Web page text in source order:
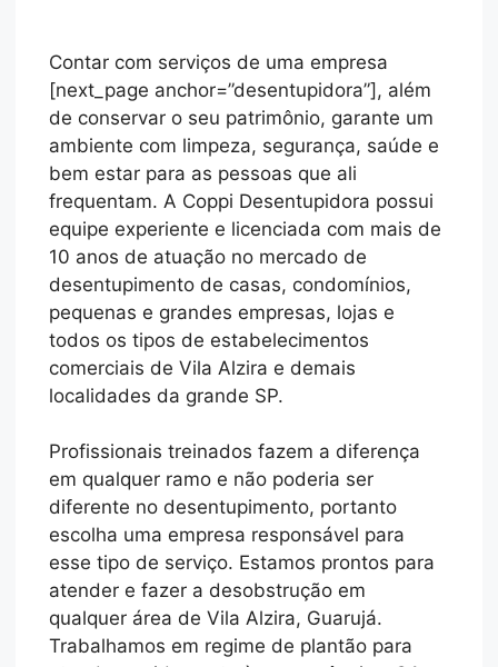
Contar com serviços de uma empresa
[next_page anchor=”desentupidora”], além
de conservar o seu patrimônio, garante um
ambiente com limpeza, segurança, saúde e
bem estar para as pessoas que ali
frequentam. A Coppi Desentupidora possui
equipe experiente e licenciada com mais de
10 anos de atuação no mercado de
desentupimento de casas, condomínios,
pequenas e grandes empresas, lojas e
todos os tipos de estabelecimentos
comerciais de Vila Alzira e demais
localidades da grande SP.
Profissionais treinados fazem a diferença
em qualquer ramo e não poderia ser
diferente no desentupimento, portanto
escolha uma empresa responsável para
esse tipo de serviço. Estamos prontos para
atender e fazer a desobstrução em
qualquer área de Vila Alzira, Guarujá.
Trabalhamos em regime de plantão para